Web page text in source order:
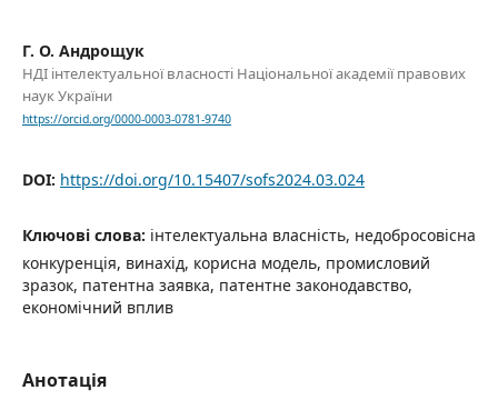
Г. О. Андрощук
НДІ інтелектуальної власності Національної академії правових
наук України
https://orcid.org/0000-0003-0781-9740
DOI: https://doi.org/10.15407/sofs2024.03.024
Ключові слова: інтелектуальна власність, недобросовісна
конкуренція, винахід, корисна модель, промисловий
зразок, патентна заявка, патентне законодавство,
економічний вплив
Анотація